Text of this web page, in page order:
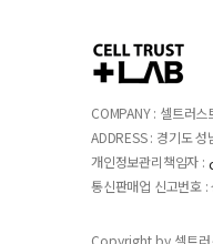
COMPANY : 셀트러
ADDRESS : 경기도
개인정보관리책임자 :
통신판매업 신고번호
Copyright by 셀트러